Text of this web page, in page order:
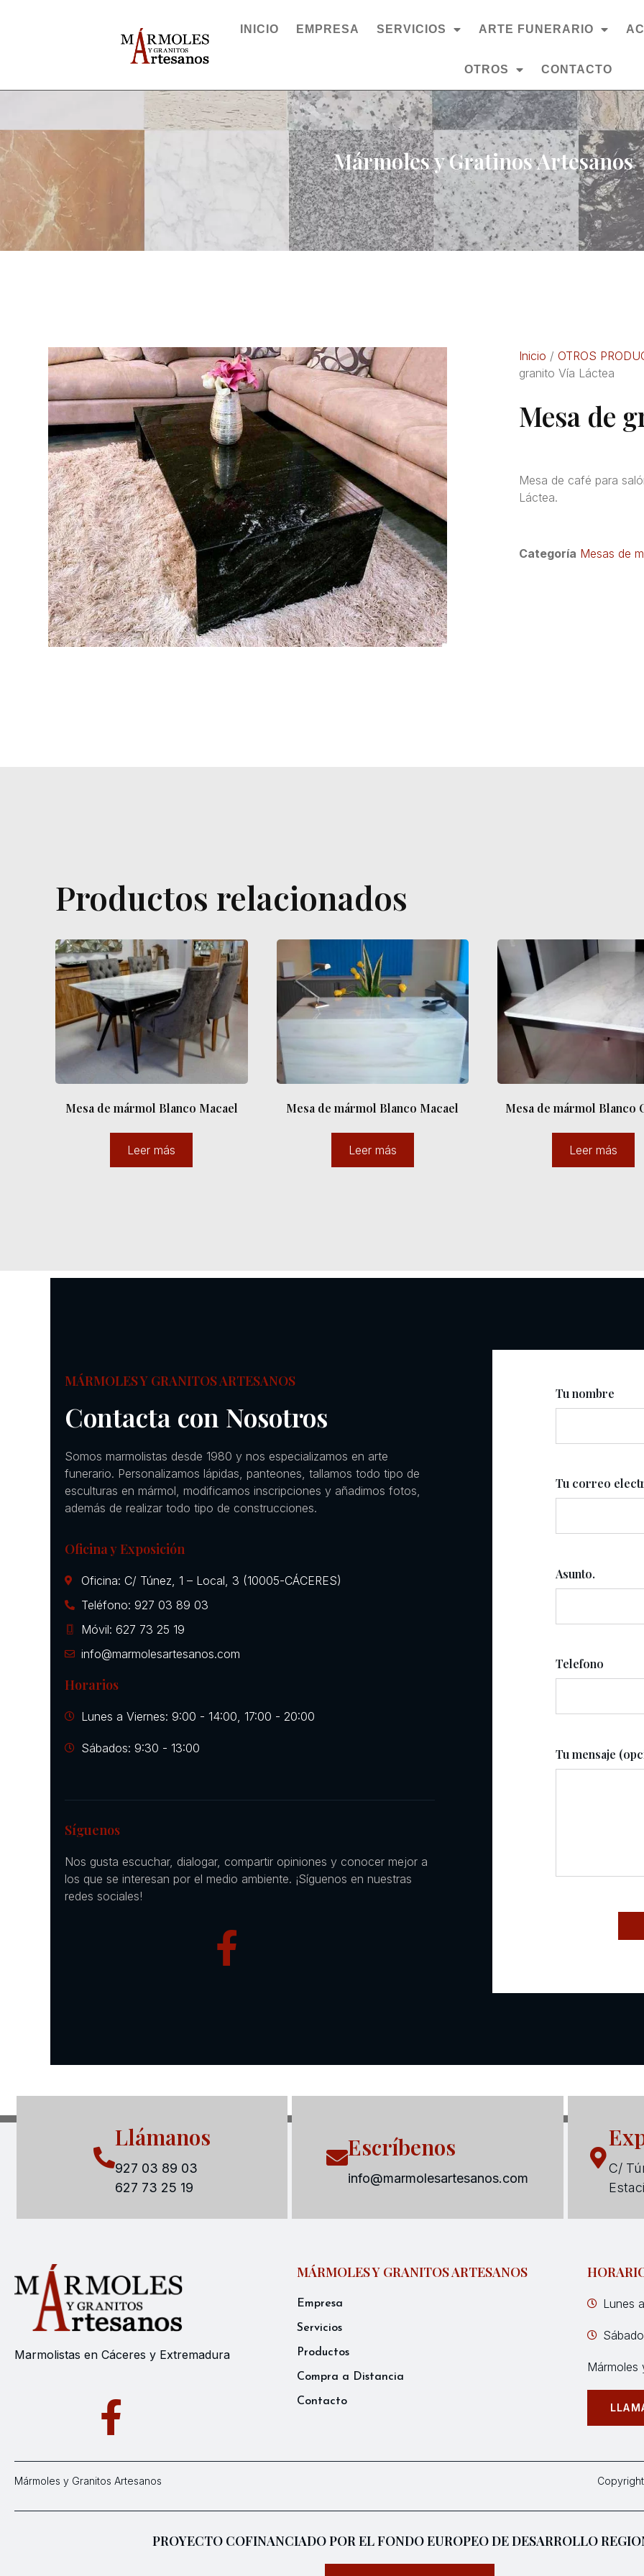
INICIO EMPRESA SERVICIOS ARTE FUNERARIO
OTROS CONTACTO
Mármoles y Gratinos Artesanos
Inicio / OTROS
granito Vía Láctea
Mesa de
Mesa de café para
Láctea.
Categoría Mesas de
Productos relacionados
Mesa de mármol Blanco Macael
Leer más
Mesa de mármol Blanco Macael
Leer más
Mesa de mármol Blanco
Leer más
MÁRMOLES Y GRANITOS ARTESANOS
Contacta con Nosotros
Somos marmolistas desde 1980 y nos especializamos en arte
funerario. Personalizamos lápidas, panteones, tallamos todo tipo de
esculturas en mármol, modificamos inscripciones y añadimos fotos,
además de realizar todo tipo de construcciones.
Oficina y Exposición
Oficina: C/ Túnez, 1 – Local, 3 (10005-CÁCERES)
Teléfono: 927 03 89 03
Móvil: 627 73 25 19
info@marmolesartesanos.com
Horarios
Lunes a Viernes: 9:00 - 14:00, 17:00 - 20:00
Sábados: 9:30 - 13:00
Síguenos
Nos gusta escuchar, dialogar, compartir opiniones y conocer mejor a
los que se interesan por el medio ambiente. ¡Síguenos en nuestras
redes sociales!
Tu nombre
Tu correo
Asunto.
Telefono
Tu mensaje
Llámanos
927 03 89 03
627 73 25 19
Escríbenos
info@marmolesartesanos.com
C/
Marmolistas en Cáceres y Extremadura
MÁRMOLES Y GRANITOS ARTESANOS
Empresa
Servicios
Productos
Compra a Distancia
Contacto
Lunes
Mármoles
Mármoles y Granitos Artesanos
PROYECTO COFINANCIADO POR EL FONDO EUROPEO DE DESARROLLO